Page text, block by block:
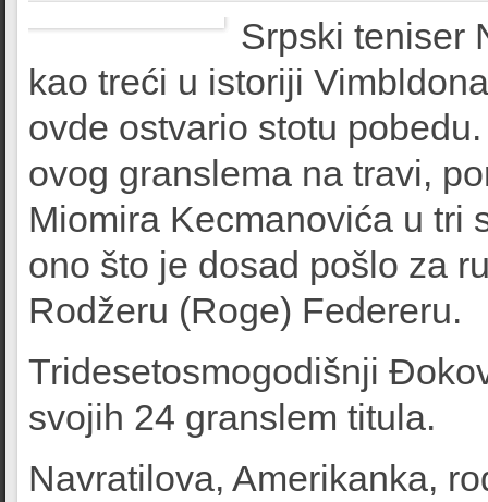
Srpski teniser
kao treći u istoriji
ovde ostvario stotu
ovog granslema na travi,
Miomira Kecmanovića u tri
ono što je dosad pošlo za
Rodžeru (Roge) Federeru.
Tridesetosmogodišnji
svojih 24 granslem titula.
Navratilova, Amerikanka,